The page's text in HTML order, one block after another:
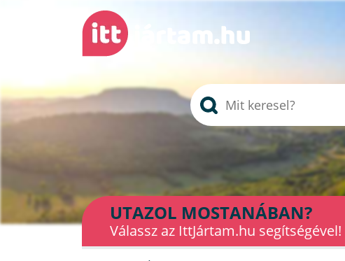
UTAZOL MOSTANÁBAN?
Válassz az IttJártam.hu segítségével!